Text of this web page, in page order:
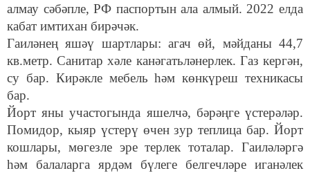
алмау сәбәпле, РФ паспортын ала алмый. 2022 елда
кабат имтихан бирәчәк.
Гаиләнең яшәү шартлары: агач өй, мәйданы 44,7
кв.метр. Санитар хәле канәгатьләнерлек. Газ кергән,
су бар. Кирәкле мебель һәм көнкүреш техникасы
бар.
Йорт яны участогында яшелчә, бәрәңге үстерәләр.
Помидор, кыяр үстерү өчен зур теплица бар. Йорт
кошлары, мөгезле эре терлек тоталар. Гаиләләргә
һәм балаларга ярдәм бүлеге белгечләре иганәлек